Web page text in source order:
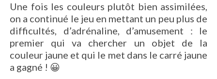
Une fois les couleurs plutôt bien assimilées,
on a continué le jeu en mettant un peu plus de
difficultés, d’adrénaline, d’amusement : le
premier qui va chercher un objet de la
couleur jaune et qui le met dans le carré jaune
a gagné ! 😀